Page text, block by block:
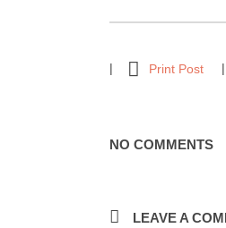
Print Post
NO COMMENTS
LEAVE A